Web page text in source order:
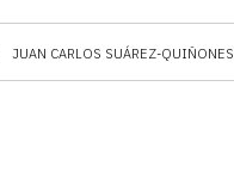
JUAN CARLOS SUÁREZ-QUIÑONES